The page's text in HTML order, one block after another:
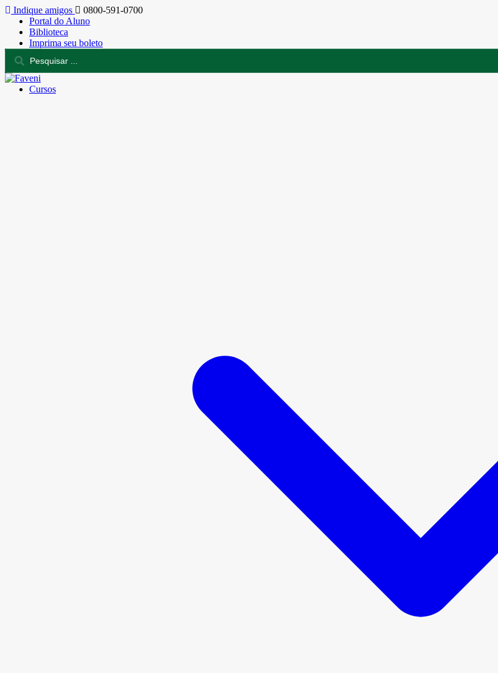
Indique amigos
0800-591-0700
Portal do Aluno
Biblioteca
Imprima seu boleto
Cursos